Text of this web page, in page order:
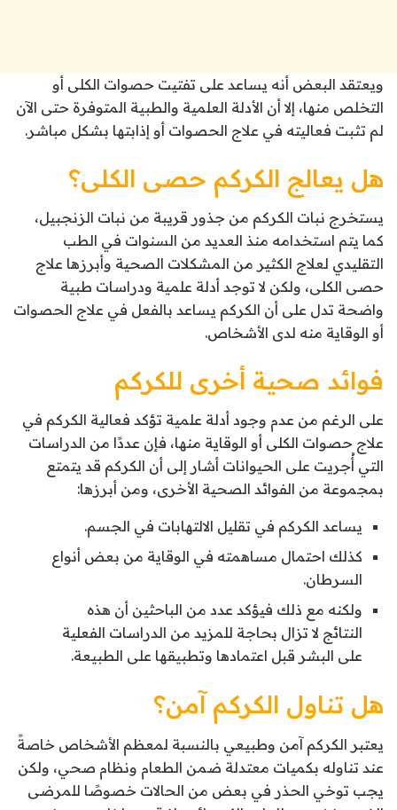
ويعتقد البعض أنه يساعد على تفتيت حصوات الكلى أو
التخلص منها، إلا أن الأدلة العلمية والطبية المتوفرة حتى الآن
لم تثبت فعاليته في علاج الحصوات أو إذابتها بشكل مباشر.
هل يعالج الكركم حصى الكلى؟
يستخرج نبات الكركم من جذور قريبة من نبات الزنجبيل،
كما يتم استخدامه منذ العديد من السنوات في الطب
التقليدي لعلاج الكثير من المشكلات الصحية وأبرزها علاج
حصى الكلى، ولكن لا توجد أدلة علمية ودراسات طبية
واضحة تدل على أن الكركم يساعد بالفعل في علاج الحصوات
أو الوقاية منه لدى الأشخاص.
فوائد صحية أخرى للكركم
على الرغم من عدم وجود أدلة علمية تؤكد فعالية الكركم في
علاج حصوات الكلى أو الوقاية منها، فإن عددًا من الدراسات
التي أُجريت على الحيوانات أشار إلى أن الكركم قد يتمتع
بمجموعة من الفوائد الصحية الأخرى، ومن أبرزها:
يساعد الكركم في تقليل الالتهابات في الجسم.
كذلك احتمال مساهمته في الوقاية من بعض أنواع
السرطان.
ولكنه مع ذلك فيؤكد عدد من الباحثين أن هذه
النتائج لا تزال بحاجة للمزيد من الدراسات الفعلية
على البشر قبل اعتمادها وتطبيقها على الطبيعة.
هل تناول الكركم آمن؟
يعتبر الكركم آمن وطبيعي بالنسبة لمعظم الأشخاص خاصةً
عند تناوله بكميات معتدلة ضمن الطعام ونظام صحي، ولكن
يجب توخي الحذر في بعض من الحالات خصوصًا للمرضى